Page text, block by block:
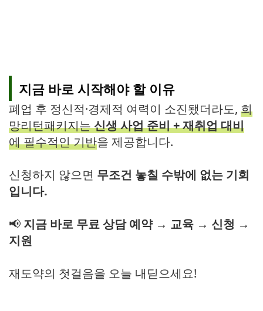
지금 바로 시작해야 할 이유
폐업 후 정신적·경제적 여력이 소진됐더라도, 희
망리턴패키지는신생 사업 준비 + 재취업 대비
에 필수적인 기반을 제공합니다.
신청하지 않으면 무조건 놓칠 수밖에 없는 기회
입니다.
📢 지금 바로 무료 상담 예약 → 교육 → 신청 →
지원
재도약의 첫걸음을 오늘 내딛으세요!